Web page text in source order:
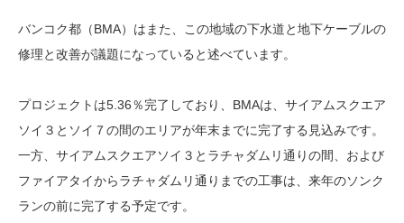
バンコク都（BMA）はまた、この地域の下水道と地下ケーブルの
修理と改善が議題になっていると述べています。
プロジェクトは5.36％完了しており、BMAは、サイアムスクエア
ソイ３とソイ７の間のエリアが年末までに完了する見込みです。
一方、サイアムスクエアソイ３とラチャダムリ通りの間、および
ファイアタイからラチャダムリ通りまでの工事は、来年のソンク
ランの前に完了する予定です。